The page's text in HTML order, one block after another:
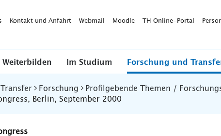
Kontakt und Anfahrt Webmail Moodle TH Online-Portal
Im Studium Forschung und
Forschung Profilgebende Themen /
Berlin, September 2000